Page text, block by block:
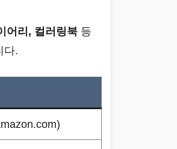
어리, 컬러링북 등
다.